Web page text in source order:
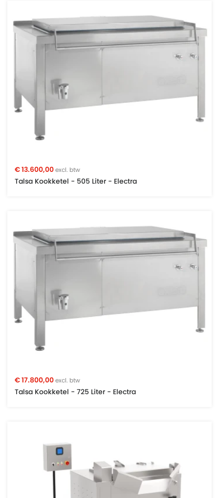
€ 13.600,00 excl. btw
Talsa Kookketel - 505 Liter - Electra
€ 17.800,00 excl. btw
Talsa Kookketel - 725 Liter - Electra